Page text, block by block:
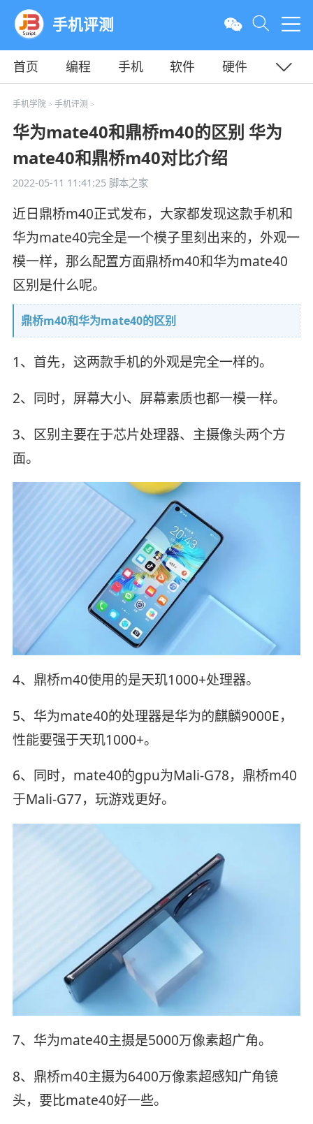
手机评测
首页 编程 手机 软件
硬件
教程
平面
手机学院> 手机评测 >
华为mate40和鼎桥m40的区别 华为
mate40和鼎桥m40对比介绍
2022-05-11 11:41:25脚本之家
近日鼎桥m40正式发布，大家都发现这款手机和
华为mate40完全是一个模子里刻出来的，外观一
模一样，那么配置方面鼎桥m40和华为mate40
区别是什么呢。
鼎桥m40和华为mate40的区别
1、首先，这两款手机的外观是完全一样的。
2、同时，屏幕大小、屏幕素质也都一模一样。
3、区别主要在于芯片处理器、主摄像头两个方
面。
4、鼎桥m40使用的是天玑1000+处理器。
5、华为mate40的处理器是华为的麒麟9000E，
性能要强于天玑1000+。
6、同时，mate40的gpu为Mali-G78，鼎桥m40
于Mali-G77，玩游戏更好。
7、华为mate40主摄是5000万像素超广角。
8、鼎桥m40主摄为6400万像素超感知广角镜
头，要比mate40好一些。